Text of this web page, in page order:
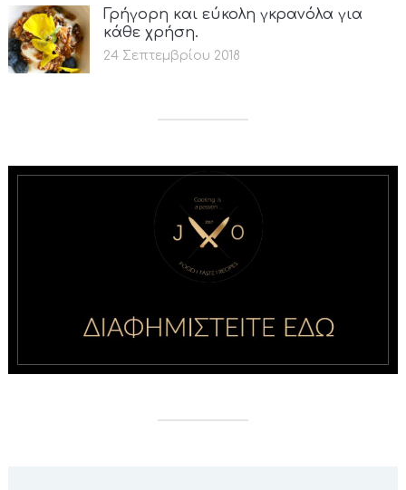
Γρήγορη και εύκολη γκρανόλα για
κάθε χρήση.
24 Σεπτεμβρίου 2018